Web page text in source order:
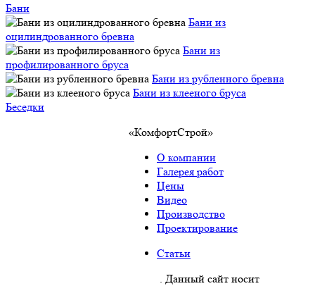
Бани
Бани из
оцилиндрованного бревна
Бани из
профилированного бруса
Бани из рубленного бревна
Бани из клееного бруса
Беседки
«КомфортСтрой»
О компании
Галерея работ
Цены
Видео
Производство
Проектирование
Статьи
. Данный сайт носит